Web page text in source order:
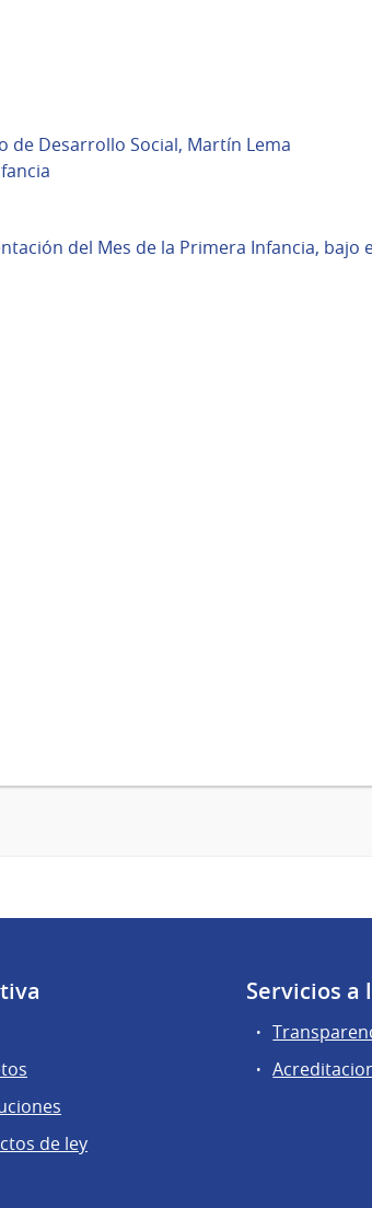
de Desarrollo Social, Martín Lema
del Mes de la Primera Infancia, bajo
de ley
Servicios a